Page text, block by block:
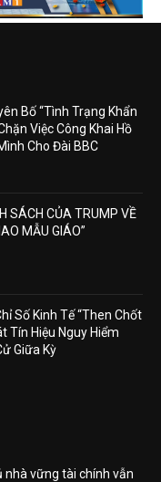
Bố “Tình Trạng Khẩn
Việc Công Khai Hồ
Cho Đài BBC
SÁCH CỦA TRUMP VỀ
MẪU GIÁO”
Số Kinh Tế “Then Chốt
Tín Hiệu Nguy Hiểm
Giữa Kỳ
nhà vững tài chính vẫn